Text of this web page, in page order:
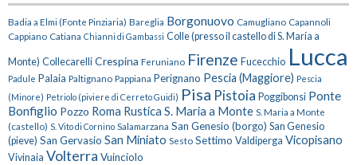
Badia a Elmi (Fonte Pinziaria) Bareglia Borgonuovo Camugliano Capannoli
Cappiano Catiana Chianni di Gambassi Colle (presso il castello di S. Maria a
Monte) Collecarelli Crespina Feruniano Firenze Fucecchio Lucca
Padule Palaia Paltignano Pappiana Perignano Pescia (Maggiore) Pescia
(Minore) Petriolo (piviere di Cerreto Guidi) Pisa Pistoia Poggibonsi Ponte
Bonfiglio Pozzo Roma Rustica S. Maria a Monte S. Maria a Monte
(castello) S. Vito di Cornino Salamarzana San Genesio (borgo) San Genesio
(pieve) San Gervasio San Miniato Sesto Settimo Valdiperga Vicopisano
Vivinaia Volterra Vuinciolo